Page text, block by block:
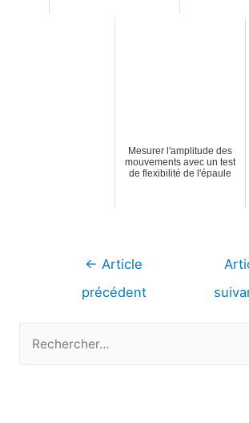
Mesurer l'amplitude des
mouvements avec un test
de flexibilité de l'épaule
Navigation
← Article
précédent